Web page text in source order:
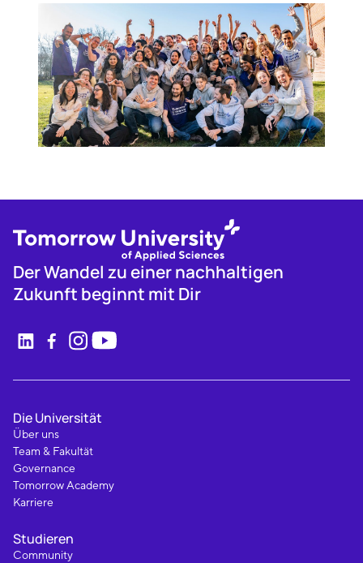
Der Wandel zu einer nachhaltigen
Zukunft beginnt mit Dir
Die Universität
Über uns
Team & Fakultät
Governance
Tomorrow Academy
Karriere
Studieren
Community